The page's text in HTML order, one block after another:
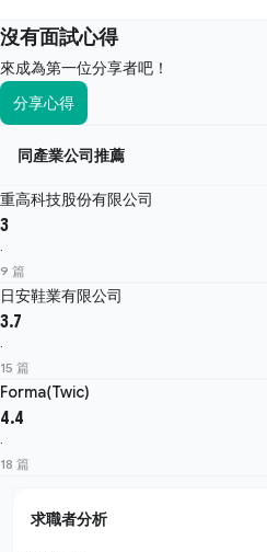
沒有面試心得
來成為第一位分享者吧！
分享心得
同產業公司推薦
重高科技股份有限公司
3
·
9 篇
日安鞋業有限公司
3.7
·
15 篇
Forma(Twic)
4.4
·
18 篇
求職者分析